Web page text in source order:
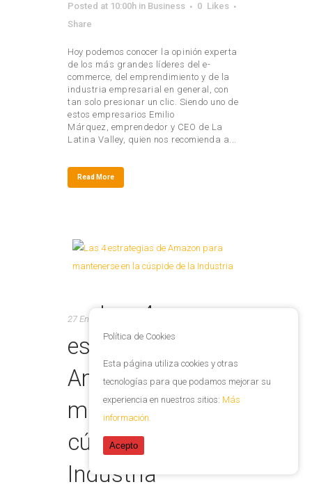
Posted at 10:00h in Business 0 Likes
Share
Hoy podemos conocer la opinión experta
de los más grandes líderes del e-
commerce, del emprendimiento y de la
industria empresarial en general, con
tan solo presionar un clic. Siendo uno de
estos empresarios Emilio
Márquez, emprendedor y CEO de La
Latina Valley, quien nos recomienda a...
Read More
27 Ene
Las 4
estrategias de
Amazon para
mantenerse en la
cúspide de la
Industria
Política de Cookies
Esta página utiliza cookies y otras
tecnologías para que podamos mejorar su
experiencia en nuestros sitios: Más
información.
Acepto